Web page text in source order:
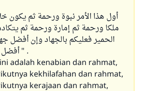
ملكا ورحمة ثم إمارة ورحمة ثم
الحمير فعليكم بالجهاد وإن أفضل
أفضل رباطكم عسقلان " .
adalah kenabian dan rahmat,
kekhilafahan dan rahmat,
kerajaan dan rahmat,